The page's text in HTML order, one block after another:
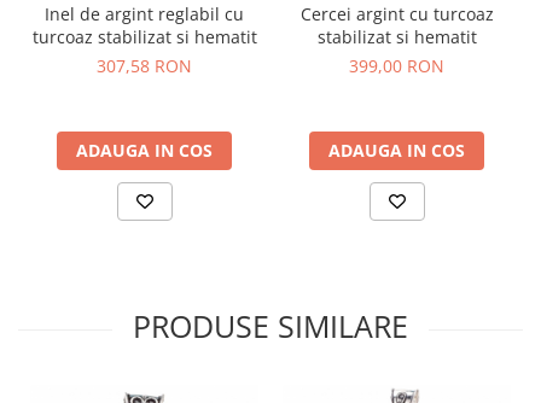
Inel de argint reglabil cu
turcoaz stabilizat si hematit
307,58 RON
ADAUGA IN COS
Cercei argint cu turcoaz
stabilizat si hematit
399,00 RON
ADAUGA IN COS
PRODUSE SIMILARE